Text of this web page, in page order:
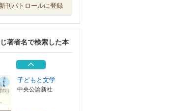
新刊パトロールに登録
著者名で検索した本
指輪物語 ２
指輪物語 ３
評論社
子どもと文学
中央公論新社